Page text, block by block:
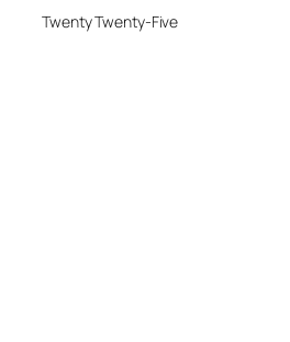
Twenty Twenty-Five